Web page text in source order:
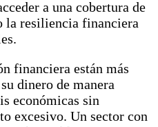
a una cobertura de
la resiliencia financiera
financiera están más
dinero de manera
económicas sin
excesivo. Un sector con